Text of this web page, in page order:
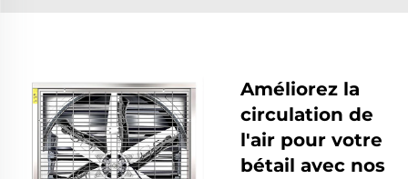
Améliorez la
circulation de
l'air pour votre
bétail avec nos